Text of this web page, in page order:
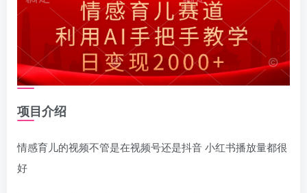
项目介绍
情感育儿的视频不管是在视频号还是抖音 小红书播放量都很
好